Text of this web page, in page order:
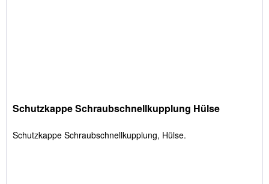
Schutzkappe Schraubschnellkupplung Hülse
Schutzkappe Schraubschnellkupplung, Hülse.